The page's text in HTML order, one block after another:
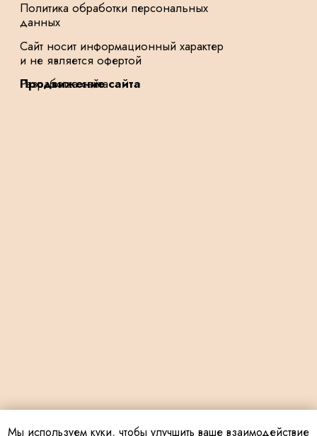
Мы используем куки, чтобы улучшить ваше взаимодействие